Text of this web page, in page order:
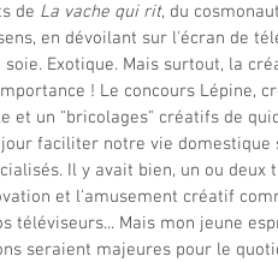
de La vache qui rit, du
en dévoilant sur l'écran de
soie. Exotique. Mais surtout, la
! Le concours Lépine,
et un "bricolages" créatifs de
faciliter notre vie domestique
Il y avait bien, un ou
et l'amusement créatif
téléviseurs... Mais mon jeune
seraient majeures pour le